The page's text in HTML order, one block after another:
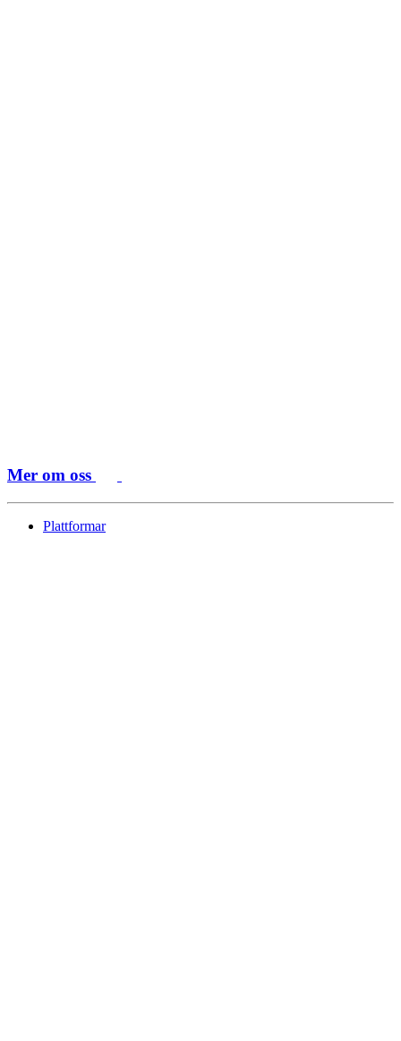
Mer om oss
Plattformar